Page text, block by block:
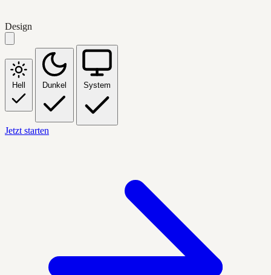
Design
Hell Dunkel System
Jetzt starten